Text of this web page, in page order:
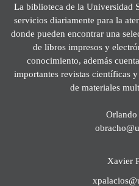
La biblioteca de la Universidad
servicios diariamente para la
donde pueden encontrar una
de libros impresos y
conocimiento, además
importantes revistas científicas
de materiales
Orlando
Xavier